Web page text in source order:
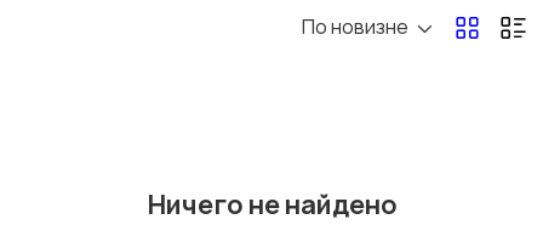
По новизне
Ничего не найдено